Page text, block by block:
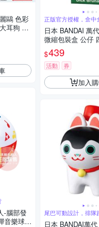
鷗 色彩
耳狗 山
BAND
-腦部發
音樂球(1
正版官方授權，盒中
屬吊鍊
日本 BANDAI 萬
微縮包裝盒 公仔
$439
活動 券
加入
尾巴可動設計，排隊
日本 BANDAI萬